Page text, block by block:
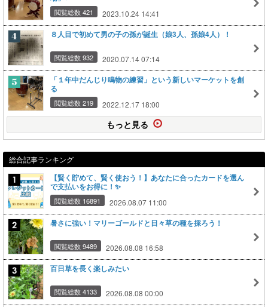
閲覧総数 421 2023.10.24 14:41
８人目で初めて男の子の孫が誕生（娘3人、孫娘4人）！
閲覧総数 932 2020.07.14 07:14
「１年中だんじり鳴物の練習」という新しいマーケットを創
る
閲覧総数 219 2022.12.17 18:00
もっと見る
総合記事ランキング
【賢く貯めて、賢く使おう！】あなたに合ったカードを選ん
で支払いをお得に！✨
閲覧総数 16891 2026.08.07 11:00
暑さに強い！マリーゴールドと日々草の種を採ろう！
閲覧総数 9489 2026.08.08 16:58
百日草を長く楽しみたい
閲覧総数 4133 2026.08.08 00:00